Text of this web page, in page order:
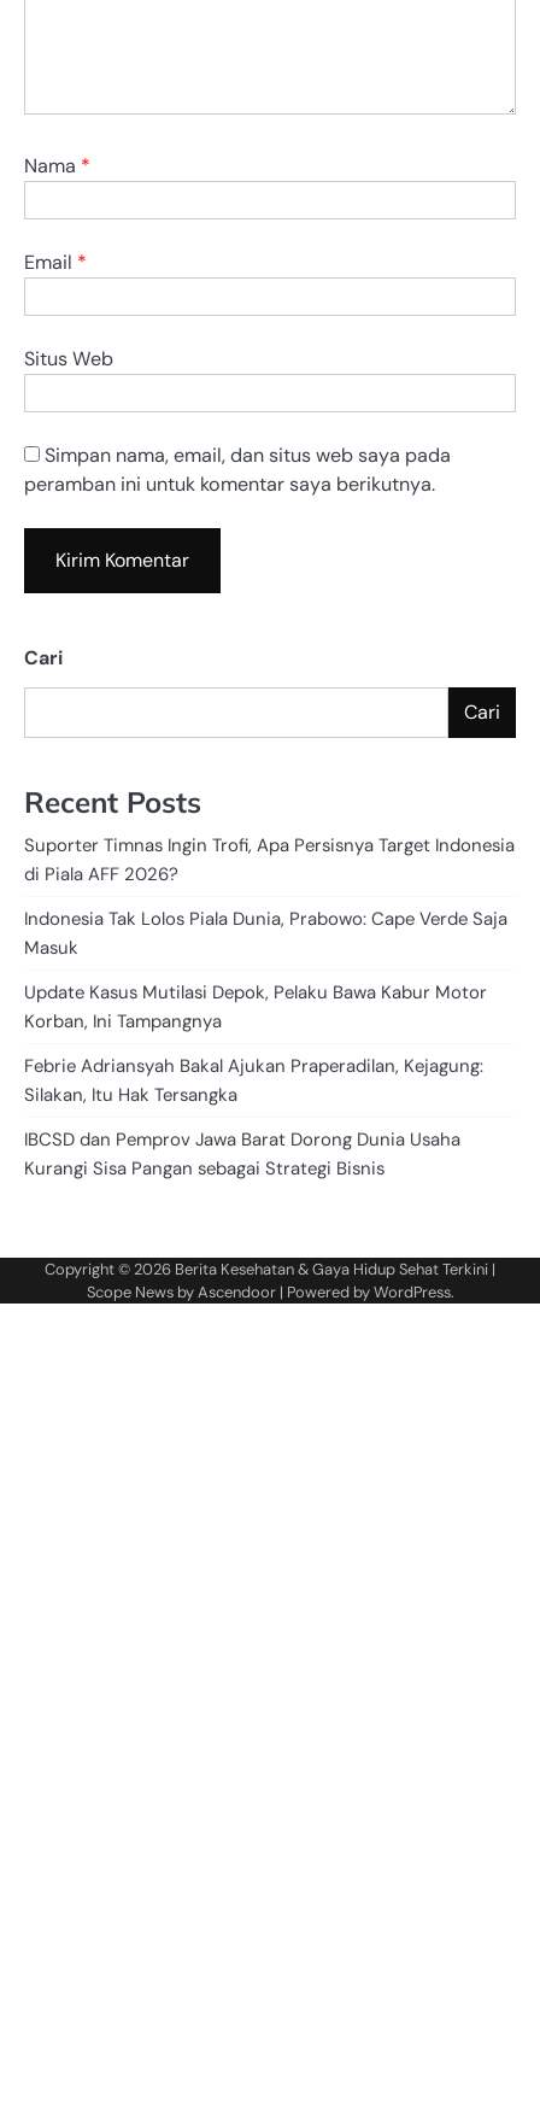
Nama *
Email *
Situs Web
Simpan nama, email, dan situs web saya pada
peramban ini untuk komentar saya berikutnya.
Cari
Cari
Recent Posts
Suporter Timnas Ingin Trofi, Apa Persisnya Target Indonesia
di Piala AFF 2026?
Indonesia Tak Lolos Piala Dunia, Prabowo: Cape Verde Saja
Masuk
Update Kasus Mutilasi Depok, Pelaku Bawa Kabur Motor
Korban, Ini Tampangnya
Febrie Adriansyah Bakal Ajukan Praperadilan, Kejagung:
Silakan, Itu Hak Tersangka
IBCSD dan Pemprov Jawa Barat Dorong Dunia Usaha
Kurangi Sisa Pangan sebagai Strategi Bisnis
Copyright © 2026 Berita Kesehatan & Gaya Hidup Sehat Terkini |
Scope News byAscendoor| Powered byWordPress.